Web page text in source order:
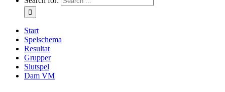
Start
Spelschema
Resultat
Grupper
Slutspel
Dam VM